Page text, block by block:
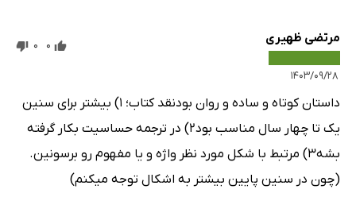
مرتضی ظهیری
۱۴۰۳/۰۹/۲۸
0
0
داستان کوتاه و ساده و روان بودنقد کتاب؛ ۱) بیشتر برای سنین
یک تا چهار سال مناسب بود۲) در ترجمه حساسیت بکار گرفته
بشه۳) مرتبط با شکل مورد نظر واژه و یا مفهوم رو برسونین.
(چون در سنین پایین بیشتر به اشکال توجه میکنم)